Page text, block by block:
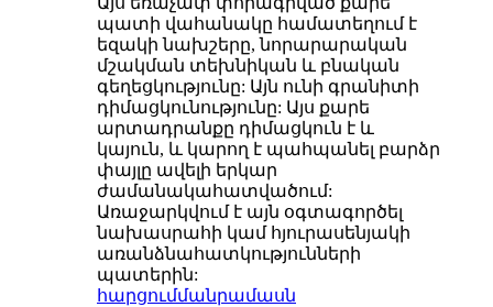
պատի վահանակը համատեղում է
եզակի նախշերը, նորարարական
մշակման տեխնիկան և բնական
գեղեցկությունը: Այն ունի գրանիտի
դիմացկունությունը: Այս քարե
արտադրանքը դիմացկուն է և
կայուն, և կարող է պահպանել բարձր
փայլը ավելի երկար
ժամանակահատվածում:
Առաջարկվում է այն օգտագործել
նախասրահի կամ հյուրասենյակի
առանձնահատկությունների
պատերին:
հարցումմանրամասն